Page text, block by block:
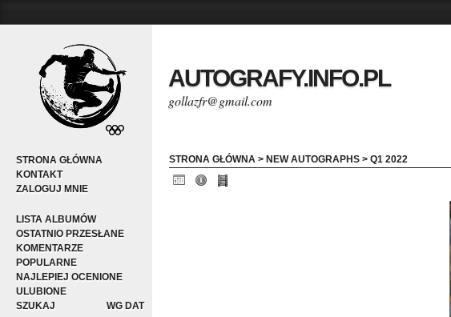
STRONA GŁÓWNA
KONTAKT
ZALOGUJ MNIE
LISTA ALBUMÓW
OSTATNIO PRZESŁANE
KOMENTARZE
POPULARNE
NAJLEPIEJ OCENIONE
ULUBIONE
WG DAT
SZUKAJ
AUTOGRAFY.INFO.PL
gollazfr@gmail.com
STRONA GŁÓWNA > NEW AUTOGRAPHS > Q1 2022